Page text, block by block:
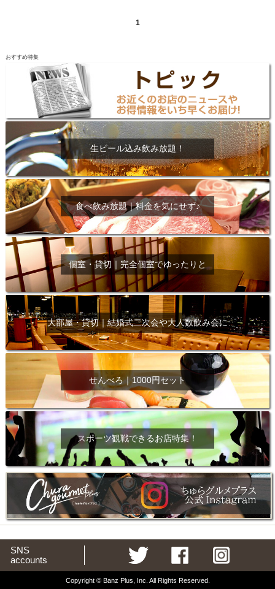
1
おすすめ特集
生ビール込み飲み放題！
食べ飲み放題｜料金を気にせず♪
個室・貸切｜完全個室でゆったりと
大部屋・貸切｜結婚式二次会や大人数飲み会に
せんべろ｜1000円セット
スポーツ観戦できるお店特集！
SNS
accounts
Copyright © Banz Plus, Inc. All Rights Reserved.